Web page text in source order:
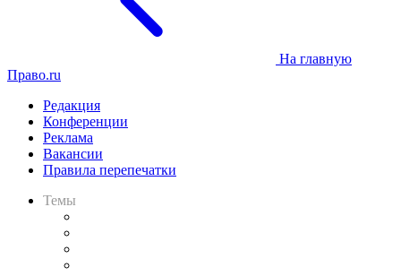
На главную
Право.ru
Редакция
Конференции
Реклама
Вакансии
Правила перепечатки
Темы